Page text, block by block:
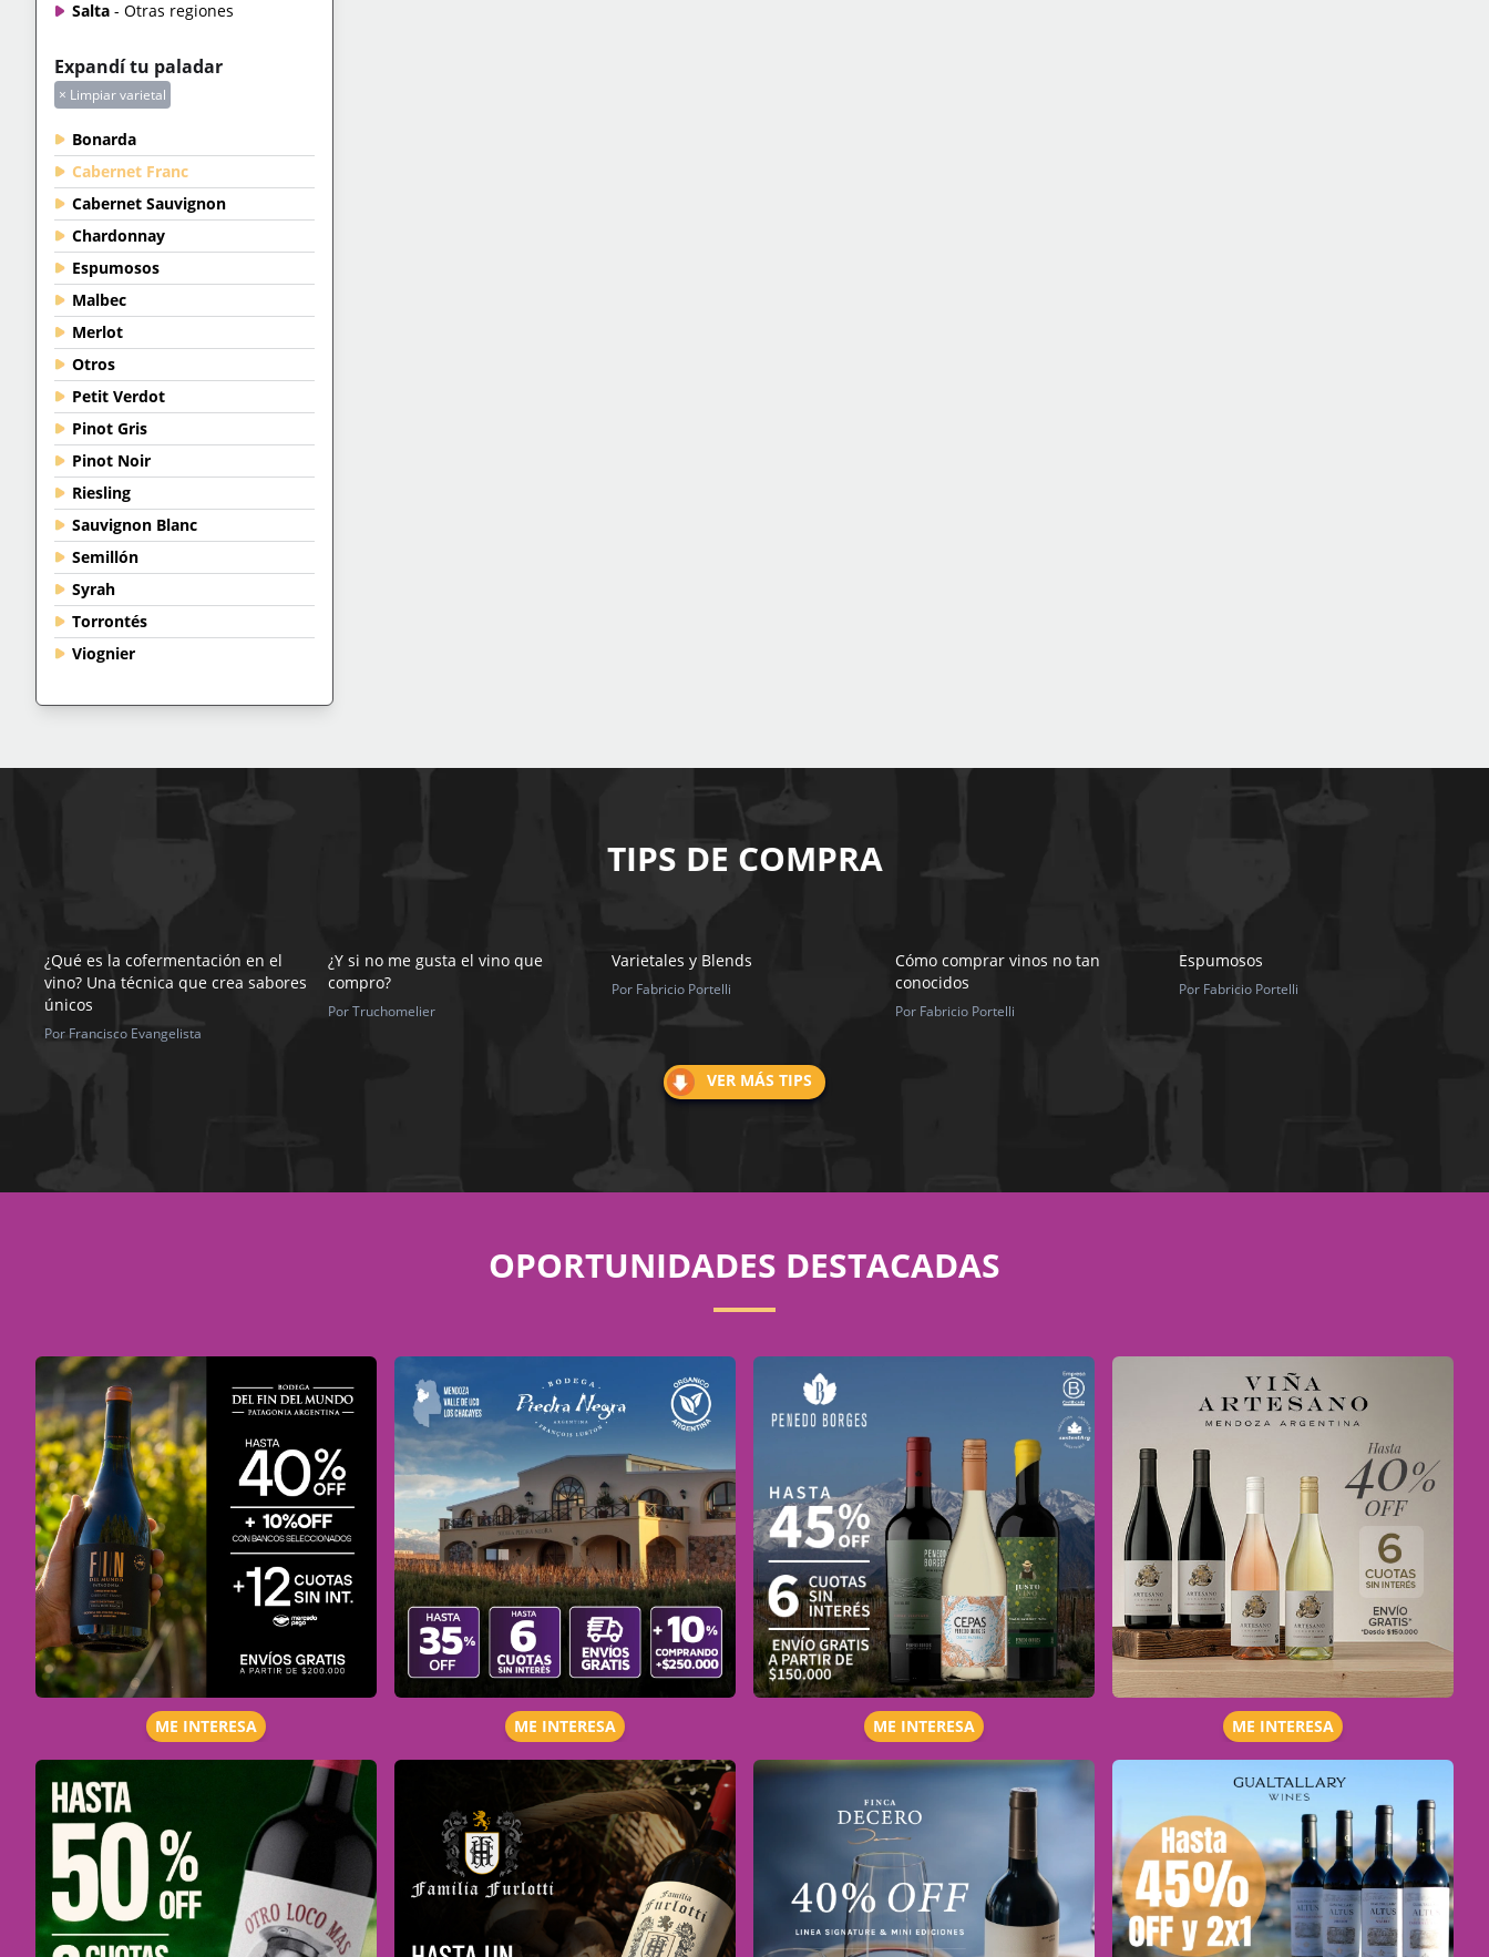
Salta - Otras regiones
Expandí tu paladar
× Limpiar varietal
Bonarda
Cabernet Franc
Cabernet Sauvignon
Chardonnay
Espumosos
Malbec
Merlot
Otros
Petit Verdot
Pinot Gris
Pinot Noir
Riesling
Sauvignon Blanc
Semillón
Syrah
Torrontés
Viognier
TIPS DE COMPRA
¿Qué es la cofermentación en el
vino? Una técnica que crea sabores
únicos
Por Francisco Evangelista
¿Y si no me gusta el vino que
compro?
Por Truchomelier
Varietales y Blends
Por Fabricio Portelli
Cómo comprar vinos no tan
conocidos
Por Fabricio Portelli
Espumosos
Por Fabricio Portelli
VER MÁS TIPS
OPORTUNIDADES DESTACADAS
ME INTERESA ME INTERESA ME INTERESA ME INTERESA